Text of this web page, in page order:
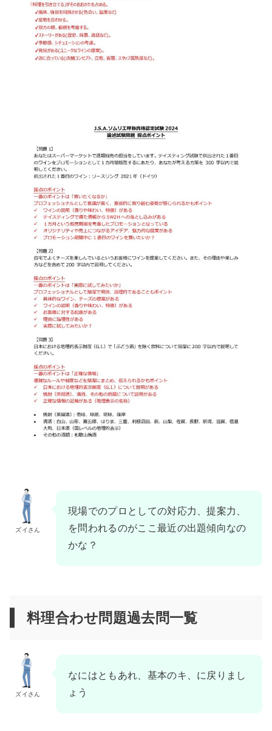
ズイさん
現場でのプロとしての対応力、提案力、
を問われるのがここ最近の出題傾向なの
かな？
料理合わせ問題過去問一覧
ズイさん
なにはともあれ、基本のキ、に戻りまし
ょう